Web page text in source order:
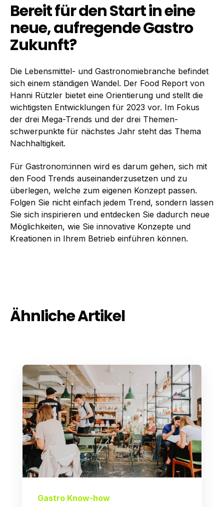
Bereit für den Start in eine
neue, aufregende Gastro
Zukunft?
Die Lebensmittel- und Gastronomiebranche befindet
sich einem ständigen Wandel. Der Food Report von
Hanni Rützler bietet eine Orientierung und stellt die
wichtigsten Entwicklungen für 2023 vor. Im Fokus
der drei Mega-Trends und der drei Themen­
schwerpunkte für nächstes Jahr steht das Thema
Nachhaltigkeit.
Für Gastronom:innen wird es darum gehen, sich mit
den Food Trends auseinander­zusetzen und zu
überlegen, welche zum eigenen Konzept passen.
Folgen Sie nicht einfach jedem Trend, sondern lassen
Sie sich inspirieren und entdecken Sie dadurch neue
Möglichkeiten, wie Sie innovative Konzepte und
Kreationen in Ihrem Betrieb einführen können.
Ähnliche Artikel
Gastro Know-how